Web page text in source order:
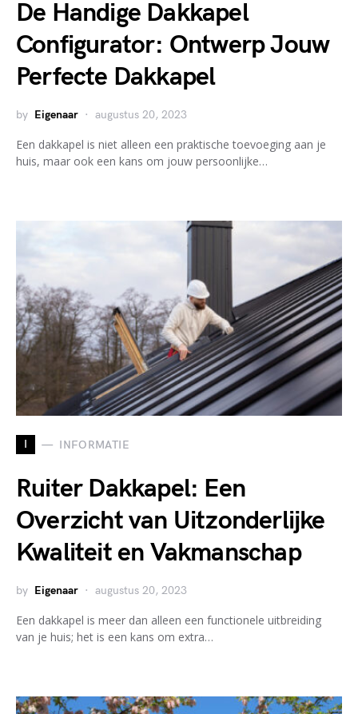
De Handige Dakkapel
Configurator: Ontwerp Jouw
Perfecte Dakkapel
by Eigenaar augustus 20, 2023
Een dakkapel is niet alleen een praktische toevoeging aan je
huis, maar ook een kans om jouw persoonlijke…
I INFORMATIE
Ruiter Dakkapel: Een
Overzicht van Uitzonderlijke
Kwaliteit en Vakmanschap
by Eigenaar augustus 20, 2023
Een dakkapel is meer dan alleen een functionele uitbreiding
van je huis; het is een kans om extra…